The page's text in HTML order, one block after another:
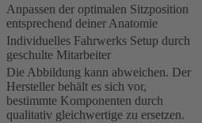
Anpassen der optimalen Sitzposition
entsprechend deiner Anatomie
Individuelles Fahrwerks Setup durch
geschulte Mitarbeiter
Die Abbildung kann abweichen. Der
Hersteller behält es sich vor,
bestimmte Komponenten durch
qualitativ gleichwertige zu ersetzen.